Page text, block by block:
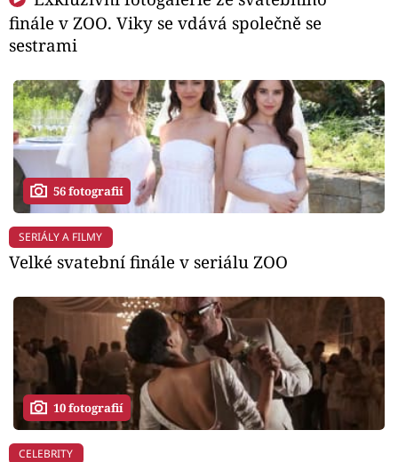
finále v ZOO. Viky se vdává společně se
sestrami
56 fotografií
SERIÁLY A FILMY
Velké svatební finále v seriálu ZOO
10 fotografií
CELEBRITY